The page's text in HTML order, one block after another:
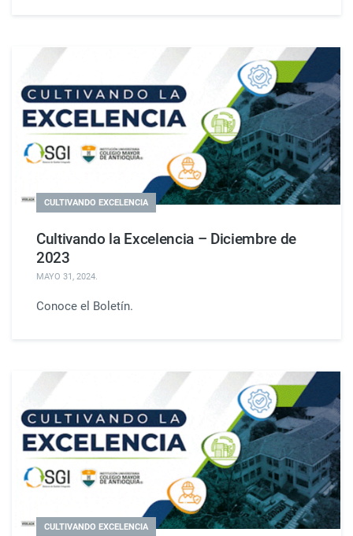
CULTIVANDO EXCELENCIA
Cultivando la Excelencia – Diciembre de
2023
MAYO 31, 2024.
Conoce el Boletín.
CULTIVANDO EXCELENCIA